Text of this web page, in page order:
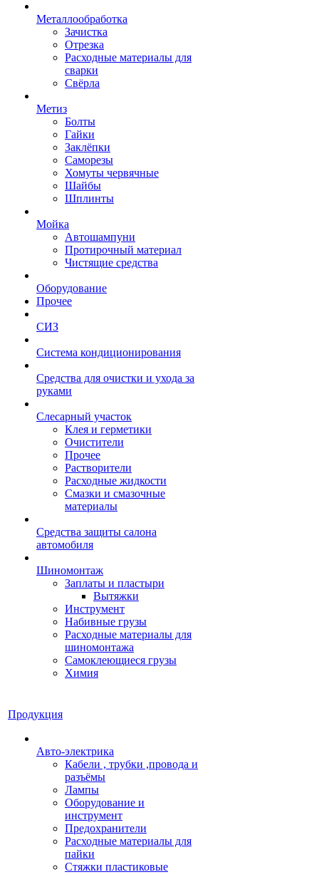
Металлообработка
Зачистка
Отрезка
Расходные материалы для
сварки
Свёрла
Метиз
Болты
Гайки
Заклёпки
Саморезы
Хомуты червячные
Шайбы
Шплинты
Мойка
Автошампуни
Протирочный материал
Чистящие средства
Оборудование
Прочее
СИЗ
Система кондиционирования
Средства для очистки и ухода за
руками
Слесарный участок
Клея и герметики
Очистители
Прочее
Растворители
Расходные жидкости
Смазки и смазочные
материалы
Средства защиты салона
автомобиля
Шиномонтаж
Заплаты и пластыри
Вытяжки
Инструмент
Набивные грузы
Расходные материалы для
шиномонтажа
Самоклеющиеся грузы
Химия
Продукция
Авто-электрика
Кабели , трубки ,провода и
разъёмы
Лампы
Оборудование и
инструмент
Предохранители
Расходные материалы для
пайки
Стяжки пластиковые